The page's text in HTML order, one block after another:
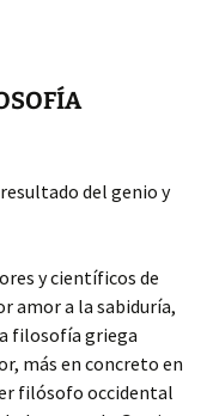
del genio y
y científicos de
amor a la sabiduría,
filosofía griega
más en concreto en
filósofo occidental